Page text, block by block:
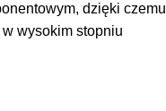
dzięki czemu
wysokim stopniu